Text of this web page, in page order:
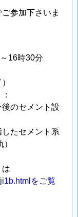
参加下さいま
16時30分
のセメント設
たセメント系
をご覧